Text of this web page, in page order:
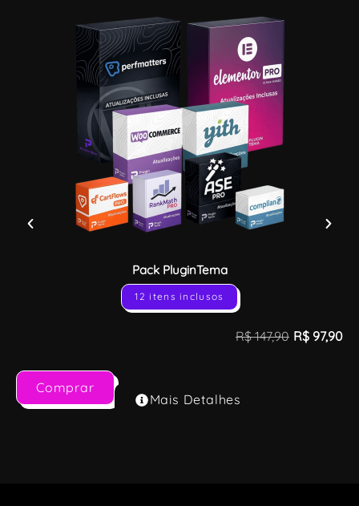
Pack PluginTema
12 itens inclusos
R$147,90 R$ 97,90
Comprar
Mais Detalhes